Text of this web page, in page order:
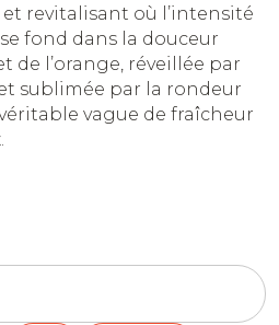
revitalisant où l’intensité
fond dans la douceur
de l’orange, réveillée par
sublimée par la rondeur
vague de fraîcheur